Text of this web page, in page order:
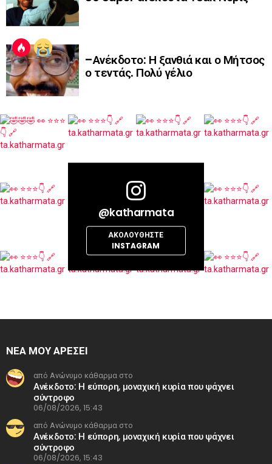
–Ανέκδοτο: Η ξανθιά και ο Μήτσος
ο τεντάς. Πολύ γέλιο
@katharmata
ΑΚΟΛΟΥΘΉΣΤΕ
INSTAGRAM
ΝΕΑ ΜΟΥ ΑΡΕΣΕΙ
από Ανώνυμο κάθαρμα στο
Ανέκδοτο: Η εύπορη, μοναχική κυρία που ψάχνει
σύντροφο
06/08/2026, 15:43
από Ανώνυμο κάθαρμα στο
Ανέκδοτο: Η εύπορη, μοναχική κυρία που ψάχνει
σύντροφο
06/08/2026, 15:43